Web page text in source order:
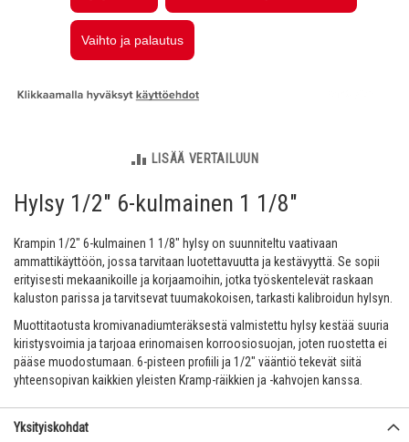
LISÄÄ VERTAILUUN
Hylsy 1/2" 6-kulmainen 1 1/8"
Krampin 1/2" 6-kulmainen 1 1/8" hylsy on suunniteltu vaativaan
ammattikäyttöön, jossa tarvitaan luotettavuutta ja kestävyyttä. Se sopii
erityisesti mekaanikoille ja korjaamoihin, jotka työskentelevät raskaan
kaluston parissa ja tarvitsevat tuumakokoisen, tarkasti kalibroidun hylsyn.
Muottitaotusta kromivanadiumteräksestä valmistettu hylsy kestää suuria
kiristysvoimia ja tarjoaa erinomaisen korroosiosuojan, joten ruostetta ei
pääse muodostumaan. 6-pisteen profiili ja 1/2" vääntiö tekevät siitä
yhteensopivan kaikkien yleisten Kramp-räikkien ja -kahvojen kanssa.
Yksityiskohdat